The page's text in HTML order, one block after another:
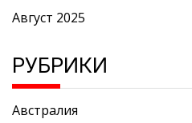
Август 2025
РУБРИКИ
Австралия